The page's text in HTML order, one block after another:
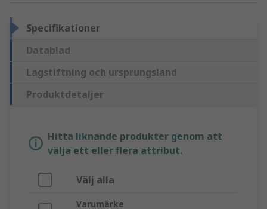
Specifikationer
Datablad
Lagstiftning och ursprungsland
Produktdetaljer
Hitta liknande produkter genom att
välja ett eller flera attribut.
Välj alla
Varumärke